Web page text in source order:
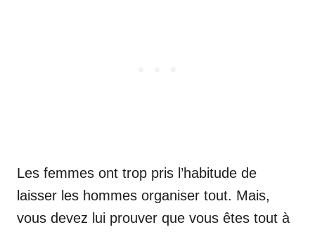
Les femmes ont trop pris l’habitude de
laisser les hommes organiser tout. Mais,
vous devez lui prouver que vous êtes tout à